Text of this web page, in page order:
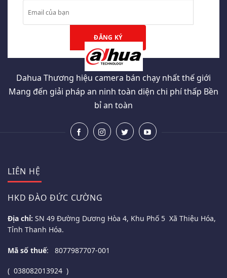
Dahua Thương hiệu camera bán chạy nhất thế giới
Mang đến giải pháp an ninh toàn diện chi phí thấp Bền
bỉ an toàn
LIÊN HỆ
HKD ĐÀO ĐỨC CƯỜNG
Địa chỉ: SN 49 Đường Dương Hòa 4, Khu Phố 5 Xã Thiệu Hóa,
Tỉnh Thanh Hóa.
Mã số thuế: 8077987707-001
( 038082013924 )